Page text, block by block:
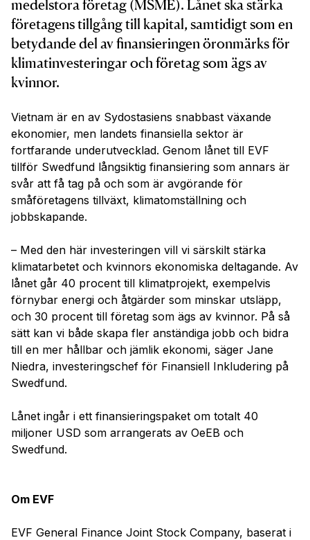
medelstora företag (MSME). Lånet ska stärka
företagens tillgång till kapital, samtidigt som en
betydande del av finansieringen öronmärks för
klimatinvesteringar och företag som ägs av
kvinnor.
Vietnam är en av Sydostasiens snabbast växande
ekonomier, men landets finansiella sektor är
fortfarande underutvecklad. Genom lånet till EVF
tillför Swedfund långsiktig finansiering som annars är
svår att få tag på och som är avgörande för
småföretagens tillväxt, klimatomställning och
jobbskapande.
– Med den här investeringen vill vi särskilt stärka
klimatarbetet och kvinnors ekonomiska deltagande. Av
lånet går 40 procent till klimatprojekt, exempelvis
förnybar energi och åtgärder som minskar utsläpp,
och 30 procent till företag som ägs av kvinnor. På så
sätt kan vi både skapa fler anständiga jobb och bidra
till en mer hållbar och jämlik ekonomi, säger Jane
Niedra, investeringschef för Finansiell Inkludering på
Swedfund.
Lånet ingår i ett finansieringspaket om totalt 40
miljoner USD som arrangerats av OeEB och
Swedfund.
Om EVF
EVF General Finance Joint Stock Company, baserat i